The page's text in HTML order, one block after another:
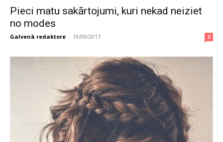
Pieci matu sakārtojumi, kuri nekad neiziet
no modes
Galvenā redaktore - 19/09/2017 0